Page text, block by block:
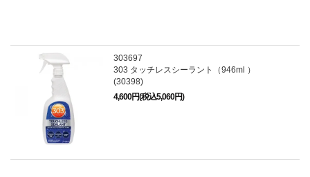
303697
303 タッチレスシーラント（946ml ）
(30398)
4,600円(税込5,060円)